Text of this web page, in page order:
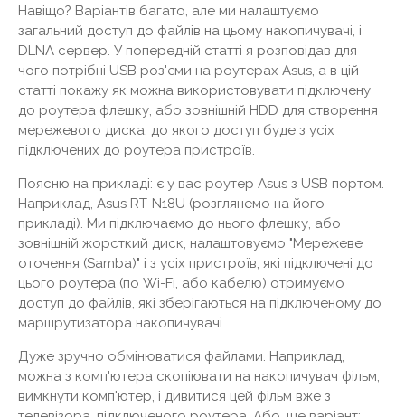
Навіщо? Варіантів багато, але ми налаштуємо
загальний доступ до файлів на цьому накопичувачі, і
DLNA сервер. У попередній статті я розповідав для
чого потрібні USB роз'єми на роутерах Asus, а в цій
статті покажу як можна використовувати підключену
до роутера флешку, або зовнішній HDD для створення
мережевого диска, до якого доступ буде з усіх
підключених до роутера пристроїв.
Поясню на прикладі: є у вас роутер Asus з USB портом.
Наприклад, Asus RT-N18U (розглянемо на його
прикладі). Ми підключаємо до нього флешку, або
зовнішній жорсткий диск, налаштовуємо "Мережеве
оточення (Samba)" і з усіх пристроїв, які підключені до
цього роутера (по Wi-Fi, або кабелю) отримуємо
доступ до файлів, які зберігаються на підключеному до
маршрутизатора накопичувачі .
Дуже зручно обмінюватися файлами. Наприклад,
можна з комп'ютера скопіювати на накопичувач фільм,
вимкнути комп'ютер, і дивитися цей фільм вже з